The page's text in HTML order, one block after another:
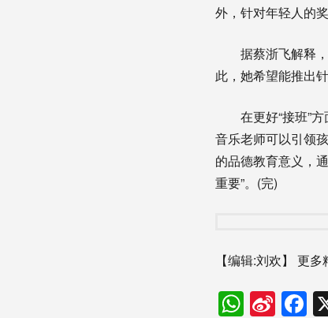
外，针对年轻人的奖
据蔡浙飞解释，
此，她希望能推出
在更好“接班”方
音乐老师可以引领
的品德教育意义，
重要”。(完)
【编辑:刘欢】 更多
Sina